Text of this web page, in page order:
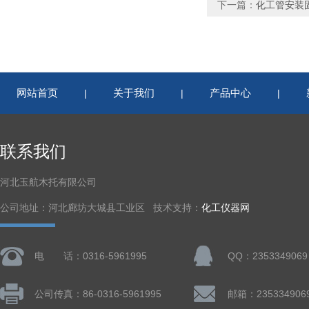
下一篇： 化工管安装
网站首页 | 关于我们 | 产品中心 |
联系我们
河北玉航木托有限公司
公司地址：河北廊坊大城县工业区 技术支持： 化工仪器网
电 话：0316-5961995 QQ：2353349069
公司传真：86-0316-5961995 邮箱：